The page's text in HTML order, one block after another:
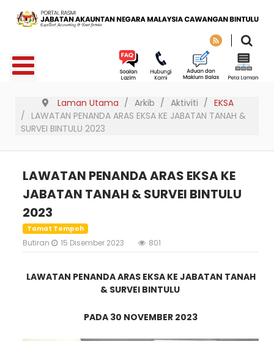
Laman Utama Arkib Aktiviti
EKSA
LAWATAN PENANDA ARAS EKSA KE JABATAN TANAH &
SURVEI BINTULU 2023
LAWATAN PENANDA ARAS EKSA KE
JABATAN TANAH & SURVEI BINTULU
2023
Tamat Tempoh
Butiran 15 Disember 2023 801
LAWATAN PENANDA ARAS EKSA KE JABATAN TANAH
& SURVEI BINTULU
PADA 30 NOVEMBER 2023